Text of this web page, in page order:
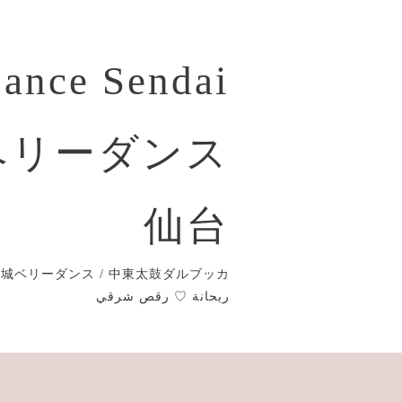
Sendai
ーダンス
仙台
ベリーダンス / 中東太鼓ダルブッカ